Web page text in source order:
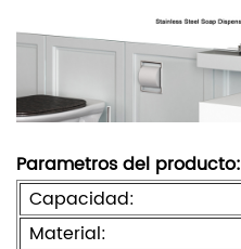
Parametros del producto:
Capacidad:
Material: